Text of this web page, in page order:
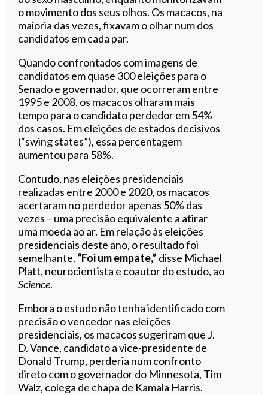
o movimento dos seus olhos. Os macacos, na
maioria das vezes, fixavam o olhar num dos
candidatos em cada par.
Quando confrontados com imagens de
candidatos em quase 300 eleições para o
Senado e governador, que ocorreram entre
1995 e 2008, os macacos olharam mais
tempo para o candidato perdedor em 54%
dos casos. Em eleições de estados decisivos
(“swing states”), essa percentagem
aumentou para 58%.
Contudo, nas eleições presidenciais
realizadas entre 2000 e 2020, os macacos
acertaram no perdedor apenas 50% das
vezes – uma precisão equivalente a atirar
uma moeda ao ar. Em relação às eleições
presidenciais deste ano, o resultado foi
semelhante. “Foi um empate,” disse Michael
Platt, neurocientista e coautor do estudo, ao
Science.
Embora o estudo não tenha identificado com
precisão o vencedor nas eleições
presidenciais, os macacos sugeriram que J.
D. Vance, candidato a vice-presidente de
Donald Trump, perderia num confronto
direto com o governador do Minnesota, Tim
Walz, colega de chapa de Kamala Harris.